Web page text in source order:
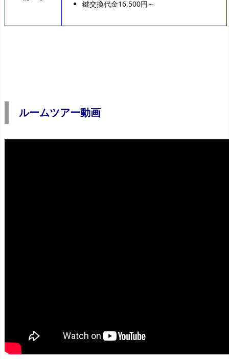
鍵交換代金16,500円～
ルームツアー動画